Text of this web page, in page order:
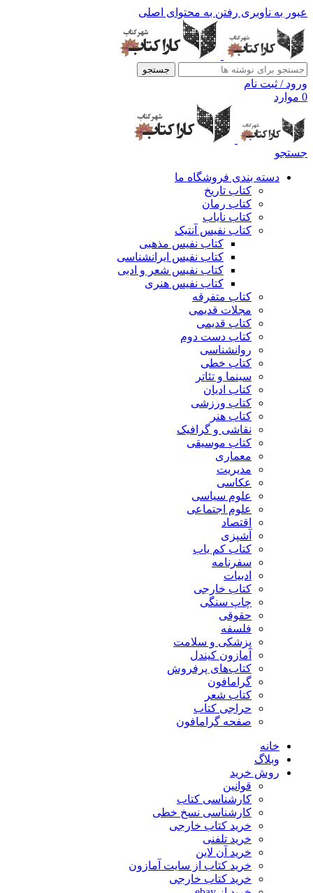
عبور به ناوبری رفتن به محتوای اصلی
جستجو
ورود / ثبت نام
0 موارد
جستجو
دسته بندی فروشگاه ما
کتاب تاریخ
کتاب رمان
کتاب نایاب
کتاب نفیس آنتیک
کتاب نفیس مذهبی
کتاب نفیس ایرانشناسی
کتاب نفیس شعر و ادبی
کتاب نفیس هنری
کتاب متفرقه
مجلات قدیمی
کتاب قدیمی
کتاب دست دوم
روانشناسی
کتاب خطی
سینما و تئاتر
کتاب ادیان
کتاب ورزشی
کتاب هنر
نقاشی و گرافیک
کتاب موسیقی
معماری
مدیریت
عکاسی
علوم سیاسی
علوم اجتماعی
اقتصاد
آشپزی
کتاب کم یاب
سفرنامه
ادبیات
کتاب خارجی
چاپ سنگی
حقوقی
فلسفه
پزشکی و سلامت
آمازون کیندل
کتاب‌های پرفروش
گرامافون
کتاب شعر
حراجی کتاب
صفحه گرامافون
خانه
وبلاگ
روش خرید
قوانین
کارشناسی کتاب
کارشناسی نسخ خطی
خرید کتاب خارجی
خرید تلفنی
خرید آن لاین
خرید کتاب از سایت آمازون
خرید کتاب خارجی